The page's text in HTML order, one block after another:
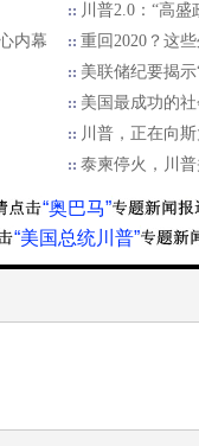
川普2.0：“高盛
内幕
重回2020？这
美联储纪要揭
美国最成功的
川普，正在向
泰柬停火，川
“奥巴马”
“美国总统川普”